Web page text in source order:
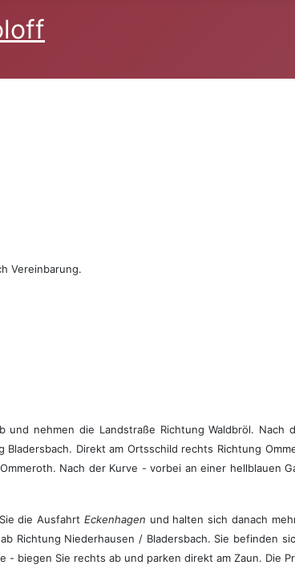
Vereinbarung.
nehmen die Landstraße Richtung Waldbröl. Nach
Direkt am Ortsschild rechts Richtung
Nach der Kurve - vorbei an einer hellblauen
die Ausfahrt Eckenhagen und halten sich danach
Richtung Niederhausen / Bladersbach. Sie befinden
- biegen Sie rechts ab und parken direkt am Zaun. Die